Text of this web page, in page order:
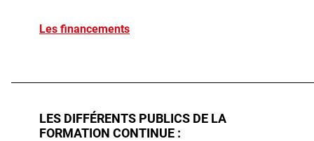
Les financements
LES DIFFÉRENTS PUBLICS DE LA
FORMATION CONTINUE :